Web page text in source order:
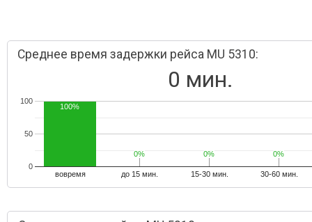
Среднее время задержки рейса MU 5310:
0 мин.
вовремя до 15 мин. 15-30 мин. 30-60 мин.
0
50
100
100%
0%
0% 0%
0% 0%
0%